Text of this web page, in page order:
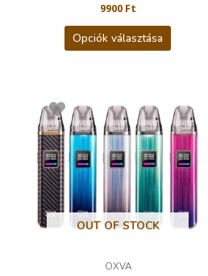
9900 Ft
Opciók választása
OUT OF STOCK
OXVA